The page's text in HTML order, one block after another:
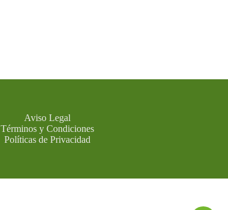
Aviso Legal
Términos y Condiciones
Políticas de Privacidad